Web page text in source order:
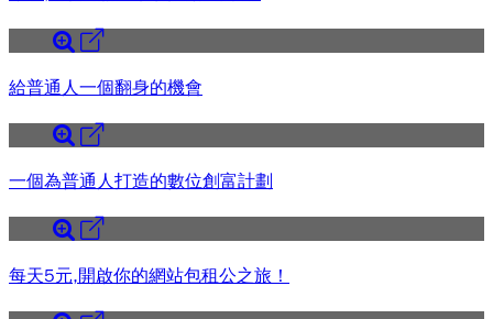
給普通人一個翻身的機會
一個為普通人打造的數位創富計劃
每天5元,開啟你的網站包租公之旅！